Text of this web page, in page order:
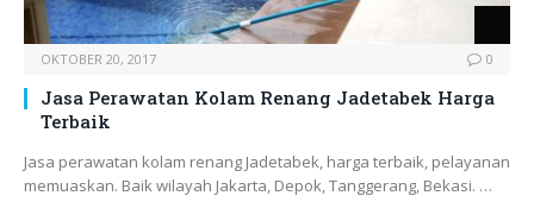
OKTOBER 20, 2017 0
Jasa Perawatan Kolam Renang Jadetabek Harga
Terbaik
Jasa perawatan kolam renang Jadetabek, harga terbaik, pelayanan
memuaskan. Baik wilayah Jakarta, Depok, Tanggerang, Bekasi. …